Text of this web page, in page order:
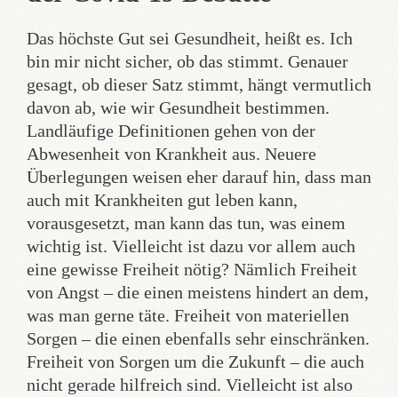
Das höchste Gut sei Gesundheit, heißt es. Ich
bin mir nicht sicher, ob das stimmt. Genauer
gesagt, ob dieser Satz stimmt, hängt vermutlich
davon ab, wie wir Gesundheit bestimmen.
Landläufige Definitionen gehen von der
Abwesenheit von Krankheit aus. Neuere
Überlegungen weisen eher darauf hin, dass man
auch mit Krankheiten gut leben kann,
vorausgesetzt, man kann das tun, was einem
wichtig ist. Vielleicht ist dazu vor allem auch
eine gewisse Freiheit nötig? Nämlich Freiheit
von Angst – die einen meistens hindert an dem,
was man gerne täte. Freiheit von materiellen
Sorgen – die einen ebenfalls sehr einschränken.
Freiheit von Sorgen um die Zukunft – die auch
nicht gerade hilfreich sind. Vielleicht ist also